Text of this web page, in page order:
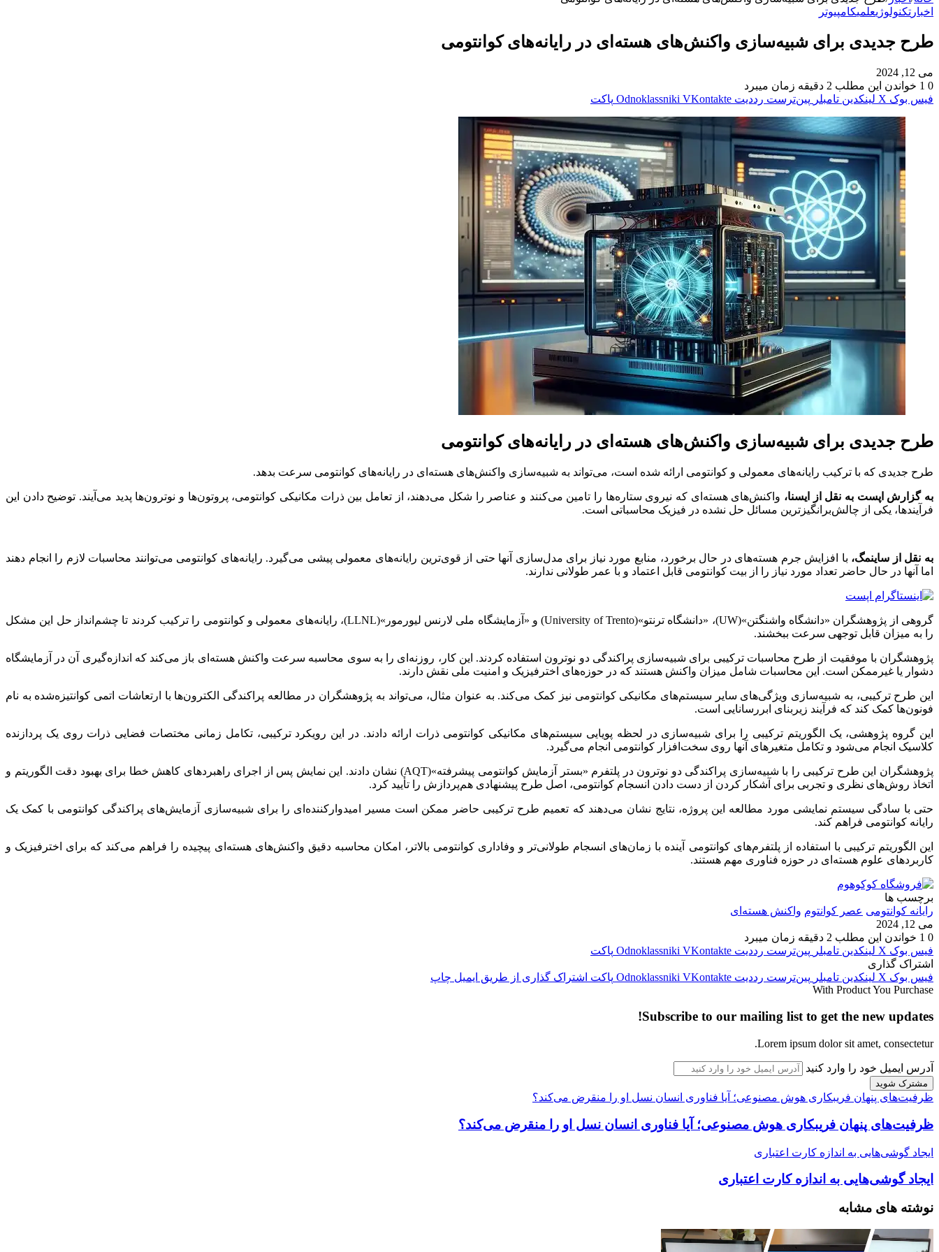
اخبار تکنولوژیعلمیکامپیوتر
طرح جدیدی برای شبیه‌سازی واکنش‌های هسته‌ای در رایانه‌های کوانتومی
می 12, 2024
0
خواندن این مطلب 2 دقیقه زمان میبرد
فیس بوک X لینکدین ‫تامبلر ‫پین‌ترست ‫رددیت ‫VKontakte
‫Odnoklassniki پاکت
طرح جدیدی برای شبیه‌سازی واکنش‌های هسته‌ای در رایانه‌های کوانتومی
طرح جدیدی که با ترکیب رایانه‌های معمولی و کوانتومی ارائه شده است، می‌تواند به شبیه‌سازی واکنش‌های هسته‌ای در رایانه‌های کوانتومی سرعت بدهد.
به گزارش اپست به نقل از ایسنا، واکنش‌های هسته‌ای که نیروی ستاره‌ها را تامین می‌کنند و عناصر را شکل می‌دهند، از تعامل بین ذرات مکانیکی کوانتومی، پروتون‌ها و نوترون‌ها پدید می‌آیند. توضیح دادن این
فرآیندها، یکی از چالش‌برانگیزترین مسائل حل‌ نشده در فیزیک محاسباتی است.
به نقل از ساینمگ، با افزایش جرم هسته‌های در حال برخورد، منابع مورد نیاز برای مدل‌سازی آنها حتی از قوی‌ترین رایانه‌های معمولی پیشی می‌گیرد. رایانه‌های کوانتومی می‌توانند محاسبات لازم را انجام دهند
اما آنها در حال حاضر تعداد مورد نیاز را از بیت کوانتومی قابل اعتماد و با عمر طولانی ندارند.
گروهی از پژوهشگران «دانشگاه واشنگتن»(UW)، «دانشگاه ترنتو»(University of Trento) و «آزمایشگاه ملی لارنس لیورمور»(LLNL)، رایانه‌های معمولی و کوانتومی را ترکیب کردند تا چشم‌انداز حل این مشکل
را به میزان قابل توجهی سرعت ببخشند.
پژوهشگران با موفقیت از طرح محاسبات ترکیبی برای شبیه‌سازی پراکندگی دو نوترون استفاده کردند. این کار، روزنه‌ای را به سوی محاسبه سرعت واکنش هسته‌ای باز می‌کند که اندازه‌گیری آن در آزمایشگاه
دشوار یا غیرممکن است. این محاسبات شامل میزان واکنش هستند که در حوزه‌های اخترفیزیک و امنیت ملی نقش دارند.
این طرح ترکیبی، به شبیه‌سازی ویژگی‌های سایر سیستم‌های مکانیکی کوانتومی نیز کمک می‌کند. به عنوان مثال، می‌تواند به پژوهشگران در مطالعه پراکندگی الکترون‌ها با ارتعاشات اتمی کوانتیزه‌شده به نام
فونون‌ها کمک کند که فرآیند زیربنای ابررسانایی است.
این گروه پژوهشی، یک الگوریتم ترکیبی را برای شبیه‌سازی در لحظه پویایی سیستم‌های مکانیکی کوانتومی ذرات ارائه دادند. در این رویکرد ترکیبی، تکامل زمانی مختصات فضایی ذرات روی یک پردازنده
کلاسیک انجام می‌شود و تکامل متغیرهای آنها روی سخت‌افزار کوانتومی انجام می‌گیرد.
پژوهشگران این طرح ترکیبی را با شبیه‌سازی پراکندگی دو نوترون در پلتفرم «بستر آزمایش کوانتومی پیشرفته»(AQT) نشان دادند. این نمایش پس از اجرای راهبردهای کاهش خطا برای بهبود دقت الگوریتم و
اتخاذ روش‌های نظری و تجربی برای آشکار کردن از دست دادن انسجام کوانتومی، اصل طرح پیشنهادی هم‌پردازش را تأیید کرد.
حتی با سادگی سیستم نمایشی مورد مطالعه این پروژه، نتایج نشان می‌دهند که تعمیم طرح ترکیبی حاضر ممکن است مسیر امیدوارکننده‌ای را برای شبیه‌سازی آزمایش‌های پراکندگی کوانتومی با کمک یک
رایانه کوانتومی فراهم کند.
این الگوریتم ترکیبی با استفاده از پلتفرم‌های کوانتومی آینده با زمان‌های انسجام طولانی‌تر و وفاداری کوانتومی بالاتر، امکان محاسبه دقیق واکنش‌های هسته‌ای پیچیده را فراهم می‌کند که برای اخترفیزیک و
کاربردهای علوم هسته‌ای در حوزه فناوری مهم هستند.
برچسب ها
رایانه‌ کوانتومی عصر کوانتوم واکنش هسته‌ای
می 12, 2024
0
خواندن این مطلب 2 دقیقه زمان میبرد
فیس بوک X لینکدین ‫تامبلر ‫پین‌ترست ‫رددیت ‫VKontakte
‫Odnoklassniki پاکت
اشتراک گذاری
فیس بوک X لینکدین ‫تامبلر ‫پین‌ترست ‫رددیت ‫VKontakte
‫Odnoklassniki پاکت اشتراک گذاری از طریق ایمیل چاپ
With Product You Purchase
Subscribe to our mailing list to get the new updates!
Lorem ipsum dolor sit amet, consectetur.
آدرس ایمیل خود را وارد کنید
ظرفیت‌های پنهان فریبکاری هوش مصنوعی؛ آیا فناوری انسان نسل او را منقرض می‌کند؟
ظرفیت‌های پنهان فریبکاری هوش مصنوعی؛ آیا فناوری انسان نسل او را منقرض می‌کند؟
ایجاد گوشی‌هایی به اندازه کارت اعتباری
ایجاد گوشی‌هایی به اندازه کارت اعتباری
نوشته های مشابه